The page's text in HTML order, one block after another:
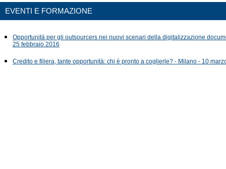
EVENTI E FORMAZIONE
Opportunità per gli outsourcers nei nuovi scenari della digitalizzazione
25 febbraio 2016
Credito e filiera, tante opportunità: chi è pronto a coglierle? - Milano - 10